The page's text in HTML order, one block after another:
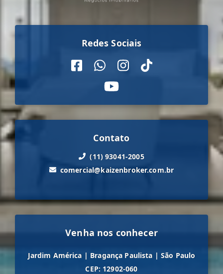
Redes Sociais
Contato
(11) 93041-2005
comercial@kaizenbroker.com.br
Venha nos conhecer
Jardim América | Bragança Paulista | São Paulo
CEP: 12902-060